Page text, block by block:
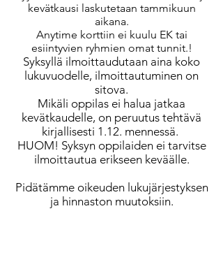
kevätkausi laskutetaan tammikuun
aikana.
Anytime korttiin ei kuulu EK tai
esiintyvien ryhmien omat tunnit.!​
Syksyllä ilmoittaudutaan aina koko
lukuvuodelle, ilmoittautuminen on
sitova.
Mikäli oppilas ei halua jatkaa
kevätkaudelle, on peruutus tehtävä
kirjallisesti 1.12. mennessä.
HUOM! Syksyn oppilaiden ei tarvitse
ilmoittautua erikseen keväälle.
Pidätämme oikeuden lukujärjestyksen
ja hinnaston muutoksiin.